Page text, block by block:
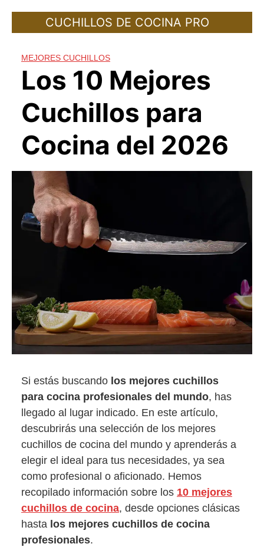
to
CUCHILLOS DE COCINA PRO
MEJORES CUCHILLOS
Los 10 Mejores
Cuchillos para
Cocina del 2026
Si estás buscando los mejores cuchillos
para cocina profesionales del mundo, has
llegado al lugar indicado. En este artículo,
descubrirás una selección de los mejores
cuchillos de cocina del mundo y aprenderás a
elegir el ideal para tus necesidades, ya sea
como profesional o aficionado. Hemos
recopilado información sobre los 10 mejores
cuchillos de cocina, desde opciones clásicas
hasta los mejores cuchillos de cocina
profesionales.